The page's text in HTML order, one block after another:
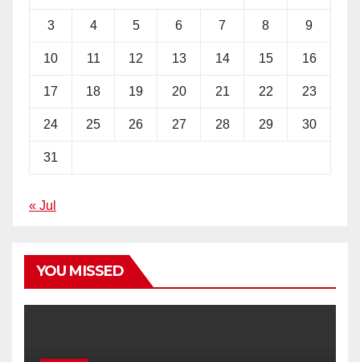
3 4 5 6 7 8 9
10 11 12 13 14 15 16
17 18 19 20 21 22 23
24 25 26 27 28 29 30
31
« Jul
YOU MISSED